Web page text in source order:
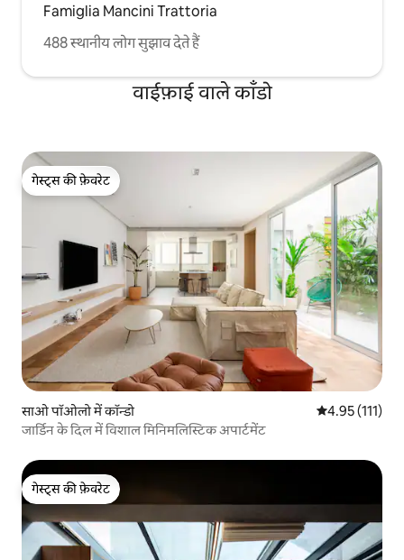
Famiglia Mancini Trattoria
488 स्थानीय लोग सुझाव देते हैं
वाईफ़ाई वाले काँडो
गेस्ट्स की फ़ेवरेट
गेस्ट्स की फ़ेवरेट
साओ पॉओलो में कॉन्डो औसत रेटिंग 5 में से
4.95 (111)
जार्डिन के दिल में विशाल मिनिमलिस्टिक अपार्टमेंट
गेस्ट्स की फ़ेवरेट
गेस्ट्स की फ़ेवरेट